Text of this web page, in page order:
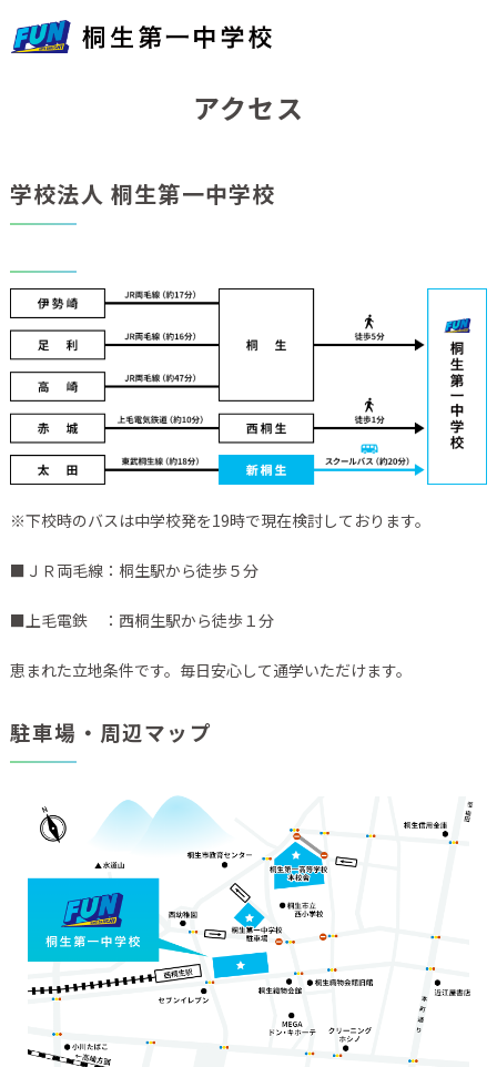
アクセス
学校法人 桐生第一中学校
※下校時のバスは中学校発を19時で現在検討しております。
■ＪＲ両毛線：桐生駅から徒歩５分
■上毛電鉄 ：西桐生駅から徒歩１分
恵まれた立地条件です。毎日安心して通学いただけます。
駐車場・周辺マップ